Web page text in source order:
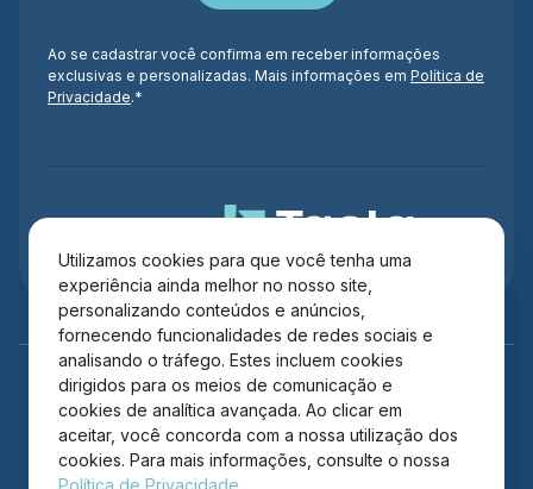
Utilizamos cookies para que você tenha uma
experiência ainda melhor no nosso site,
personalizando conteúdos e anúncios,
fornecendo funcionalidades de redes sociais e
analisando o tráfego. Estes incluem cookies
dirigidos para os meios de comunicação e
cookies de analítica avançada. Ao clicar em
aceitar, você concorda com a nossa utilização dos
cookies. Para mais informações, consulte o nossa
Política de Privacidade.
Ao se cadastrar você confirma em receber informações
exclusivas e personalizadas. Mais informações em Política de
Privacidade.*